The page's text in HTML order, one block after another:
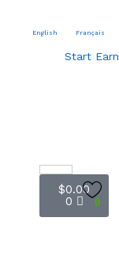
English Français
Start
$0.00
0
0